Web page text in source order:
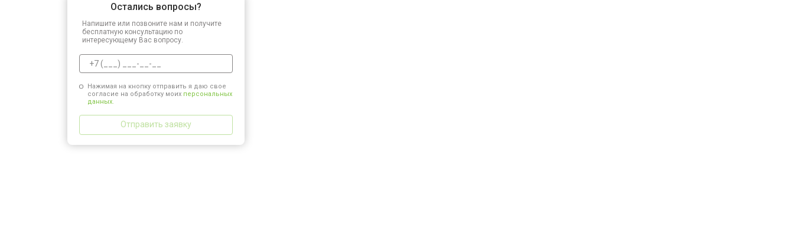
Остались вопросы?
Напишите или позвоните нам и получите
бесплатную консультацию по
интересующему Вас вопросу.
Нажимая на кнопку отправить я даю свое
согласие на обработку моих персональных
данных.
Отправить заявку